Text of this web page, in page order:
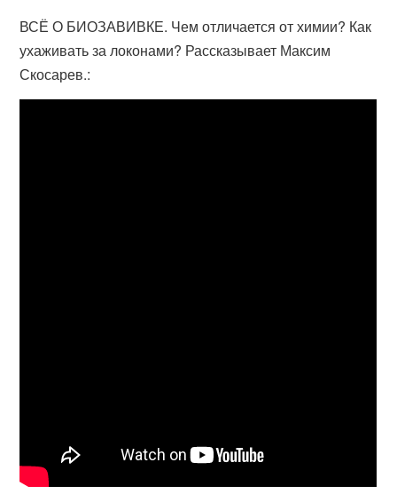
ВСЁ О БИОЗАВИВКЕ. Чем отличается от химии? Как
ухаживать за локонами? Рассказывает Максим
Скосарев.: